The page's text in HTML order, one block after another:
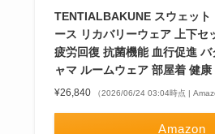
TENTIALBAKUNE スウェット
ース リカバリーウェア 上下セ
疲労回復 抗菌機能 血行促進
ャマ ルームウェア 部屋着 健康
¥26,840 （2026/06/24 03:04時点 |
Amazon